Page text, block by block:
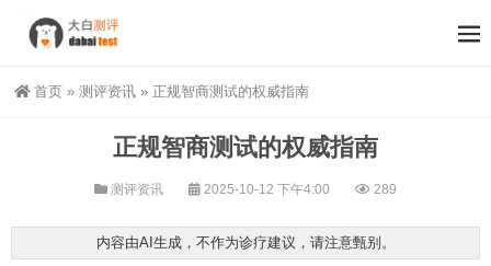
首页 » 测评资讯 » 正规智商测试的权威指南
正规智商测试的权威指南
测评资讯 2025-10-12 下午4:00 289
内容由AI生成，不作为诊疗建议，请注意甄别。